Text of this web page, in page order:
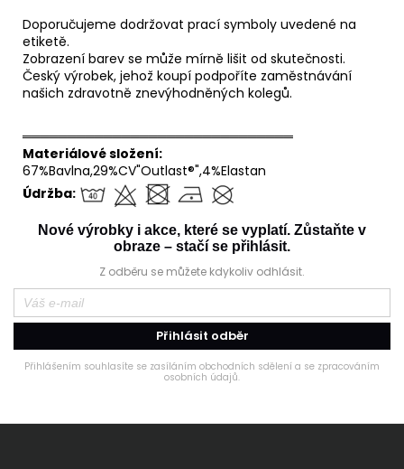
Doporučujeme dodržovat prací symboly uvedené na
etiketě.
Zobrazení barev se může mírně lišit od skutečnosti.
Český výrobek, jehož koupí podpoříte zaměstnávání
našich zdravotně znevýhodněných kolegů.
══════════════════════════════
Materiálové složení:
67%Bavlna,29%CV"Outlast®",4%Elastan
Údržba:
Nové výrobky i akce, které se vyplatí. Zůstaňte v
obraze – stačí se přihlásit.
Z odběru se můžete kdykoliv odhlásit.
Přihlásit odběr
Přihlášením souhlasíte se zasíláním obchodních sdělení a se zpracováním
osobních údajů.